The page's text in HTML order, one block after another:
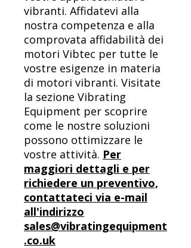
vibranti. Affidatevi alla
nostra competenza e alla
comprovata affidabilità dei
motori Vibtec per tutte le
vostre esigenze in materia
di motori vibranti. Visitate
la sezione Vibrating
Equipment per scoprire
come le nostre soluzioni
possono ottimizzare le
vostre attività. Per
maggiori dettagli e per
richiedere un preventivo,
contattateci via e-mail
all'indirizzo
sales@vibratingequipment
.co.uk